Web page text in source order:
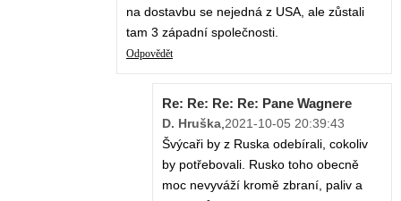
na dostavbu se nejedná z USA, ale zůstali
tam 3 západní společnosti.
Odpovědět
Re: Re: Re: Re: Pane Wagnere
D. Hruška,2021-10-05 20:39:43
Švýcaři by z Ruska odebírali, cokoliv
by potřebovali. Rusko toho obecně
moc nevyváží kromě zbraní, paliv a